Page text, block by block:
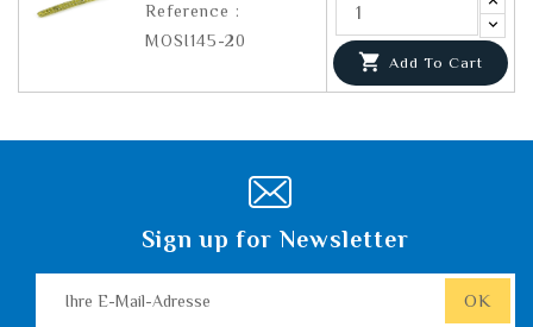
Reference :
MOSI145-20
 Add To Cart
Sign up for Newsletter